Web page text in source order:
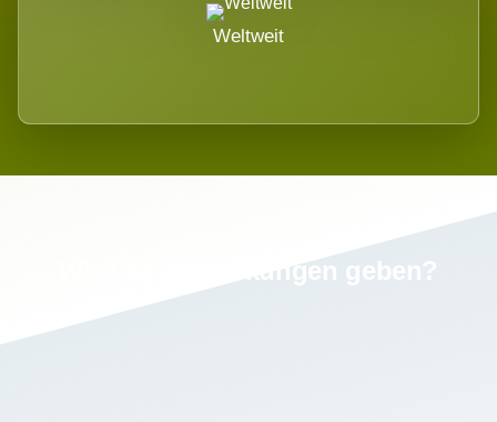
Weltweit
Wird es Auswirkungen geben?